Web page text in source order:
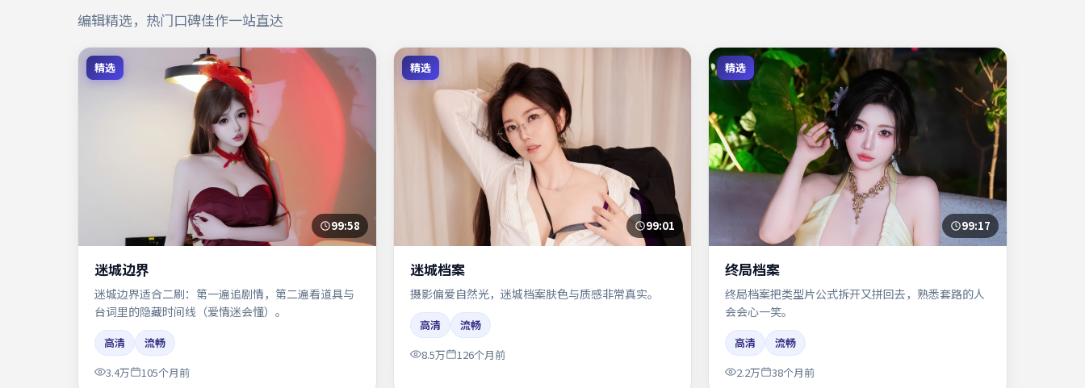
编辑精选，热门口碑佳作一站直达
精选
99:58
迷城边界
迷城边界适合二刷：第一遍追剧情，第二遍看道具与
台词里的隐藏时间线（爱情迷会懂）。
高清
流畅
3.4万
105个月前
精选
99:01
迷城档案
摄影偏爱自然光，迷城档案肤色与质感非常真实。
高清
流畅
8.5万
126个月前
精选
99:17
终局档案
终局档案把类型片公式拆开又拼回去，熟悉套路的人
会会心一笑。
高清
流畅
2.2万
38个月前